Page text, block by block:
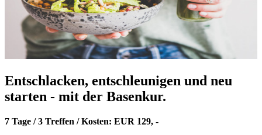
Entschlacken, entschleunigen und neu
starten - mit der Basenkur.
7 Tage / 3 Treffen / Kosten: EUR 129, -